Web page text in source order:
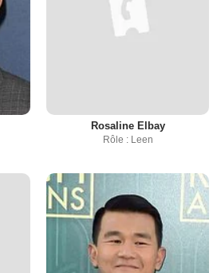
Rosaline Elbay
Rôle : Leen